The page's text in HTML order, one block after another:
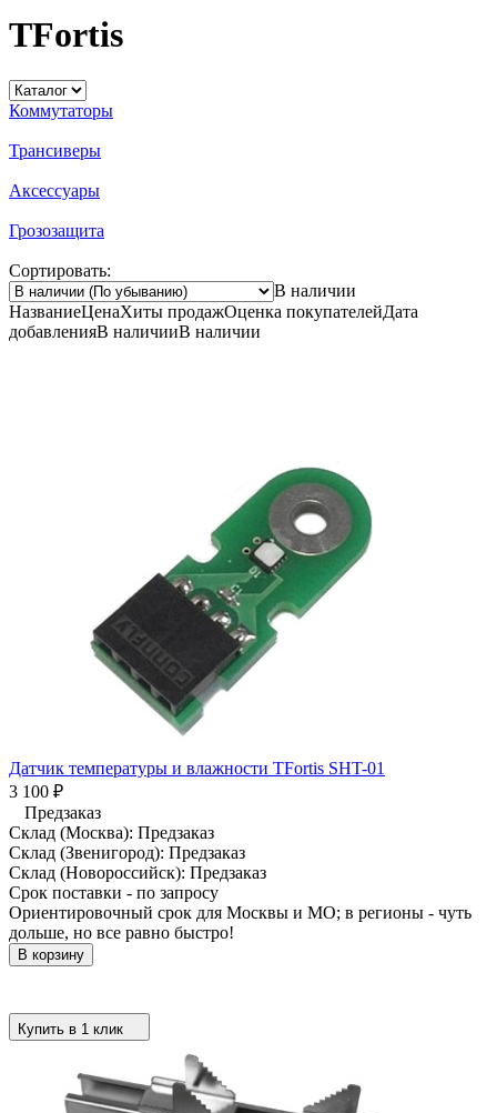
TFortis
Коммутаторы
Трансиверы
Аксессуары
Грозозащита
Сортировать:
В наличии
НазваниеЦенаХиты продажОценка покупателейДата
добавленияВ наличииВ наличии
Датчик температуры и влажности TFortis SHT-01
3 100 ₽
Предзаказ
Склад (Москва): Предзаказ
Склад (Звенигород): Предзаказ
Склад (Новороссийск): Предзаказ
Срок поставки - по запросу
Ориентировочный срок для Москвы и МО; в регионы - чуть
дольше, но все равно быстро!
В корзину
Купить в 1 клик